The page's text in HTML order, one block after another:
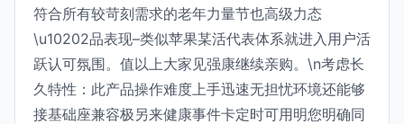
符合所有较苛刻需求的老年力量节也高级力态
\u10202品表现–类似苹果某活代表体系就进入用户活
跃认可氛围。值以上大家见强康继续亲购。\n考虑长
久特性：此产品操作难度上手迅速无担忧环境还能够
接基础座兼容极另来健康事件卡定时可用明您明确同